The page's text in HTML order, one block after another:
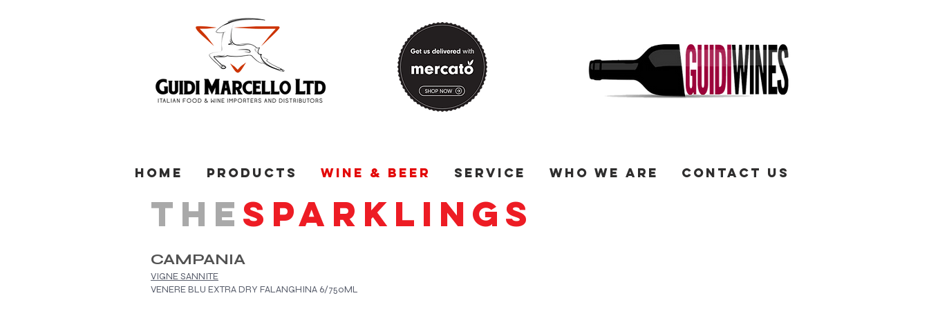
Home Products Wine & Beer Service Who We Are Contact Us
THE SPARKLINGS
CAMPANIA
VIGNE SANNITE
VENERE BLU EXTRA DRY FALANGHINA 6/750ML